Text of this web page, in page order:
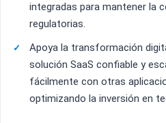
integradas para mantener la
regulatorias.
Apoya la transformación
solución SaaS confiable y
fácilmente con otras
optimizando la inversión en